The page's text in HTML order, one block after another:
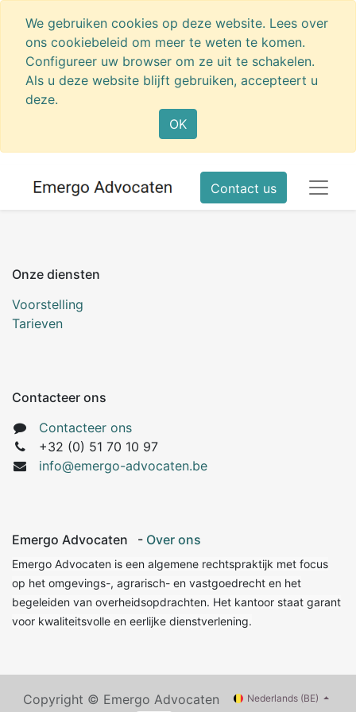
We gebruiken cookies op deze website. Lees over
ons cookiebeleid om meer te weten te komen.
Configureer uw browser om ze uit te schakelen.
Als u deze website blijft gebruiken, accepteert u
deze.
OK
Contact us
Onze diensten
Voorstelling
Tarieven
Contacteer ons
Contacteer ons
+32 (0) 51 70 10 97
info@emergo-advocaten.be
Emergo Advocaten - Over ons
Emergo Advocaten is een algemene rechtspraktijk met focus
op het omgevings-, agrarisch- en vastgoedrecht en het
begeleiden van overheidsopdrachten. Het kantoor staat garant
voor kwaliteitsvolle en eerlijke dienstverlening.
Copyright © Emergo Advocaten Nederlands (BE)